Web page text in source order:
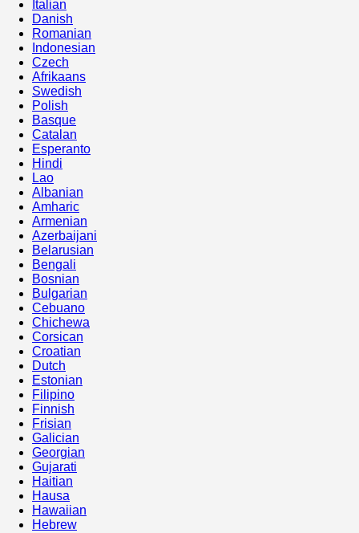
Italian
Danish
Romanian
Indonesian
Czech
Afrikaans
Swedish
Polish
Basque
Catalan
Esperanto
Hindi
Lao
Albanian
Amharic
Armenian
Azerbaijani
Belarusian
Bengali
Bosnian
Bulgarian
Cebuano
Chichewa
Corsican
Croatian
Dutch
Estonian
Filipino
Finnish
Frisian
Galician
Georgian
Gujarati
Haitian
Hausa
Hawaiian
Hebrew